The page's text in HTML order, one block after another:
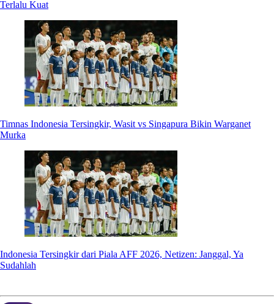
Terlalu Kuat
Timnas Indonesia Tersingkir, Wasit vs Singapura Bikin Warganet
Murka
Indonesia Tersingkir dari Piala AFF 2026, Netizen: Janggal, Ya
Sudahlah